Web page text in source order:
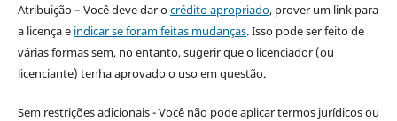
Atribuição – Você deve dar ocrédito apropriado, prover um link para
a licença e indicar se foram feitas mudanças. Isso pode ser feito de
várias formas sem, no entanto, sugerir que o licenciador (ou
licenciante) tenha aprovado o uso em questão.
Sem restrições adicionais - Você não pode aplicar termos jurídicos ou